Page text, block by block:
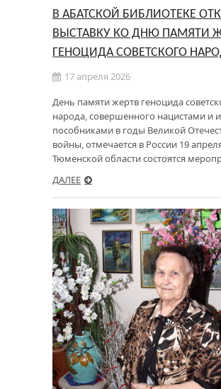
В АБАТСКОЙ БИБЛИОТЕКЕ
ВЫСТАВКУ КО ДНЮ ПАМЯТИ
ГЕНОЦИДА СОВЕТСКОГО
17 апреля 2026
День памяти жертв геноцида
народа, совершенного нацистами и
пособниками в годы Великой
войны, отмечается в России 19
Тюменской области состоятся
ДАЛЕЕ